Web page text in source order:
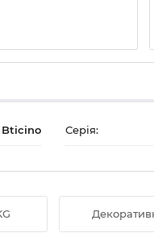
Bticino Серія: